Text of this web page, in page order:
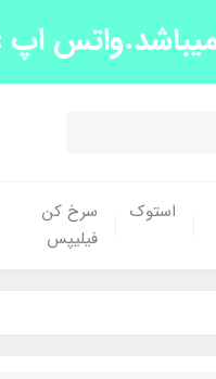
اپ
استوک
سرخ کن
فیلیپس